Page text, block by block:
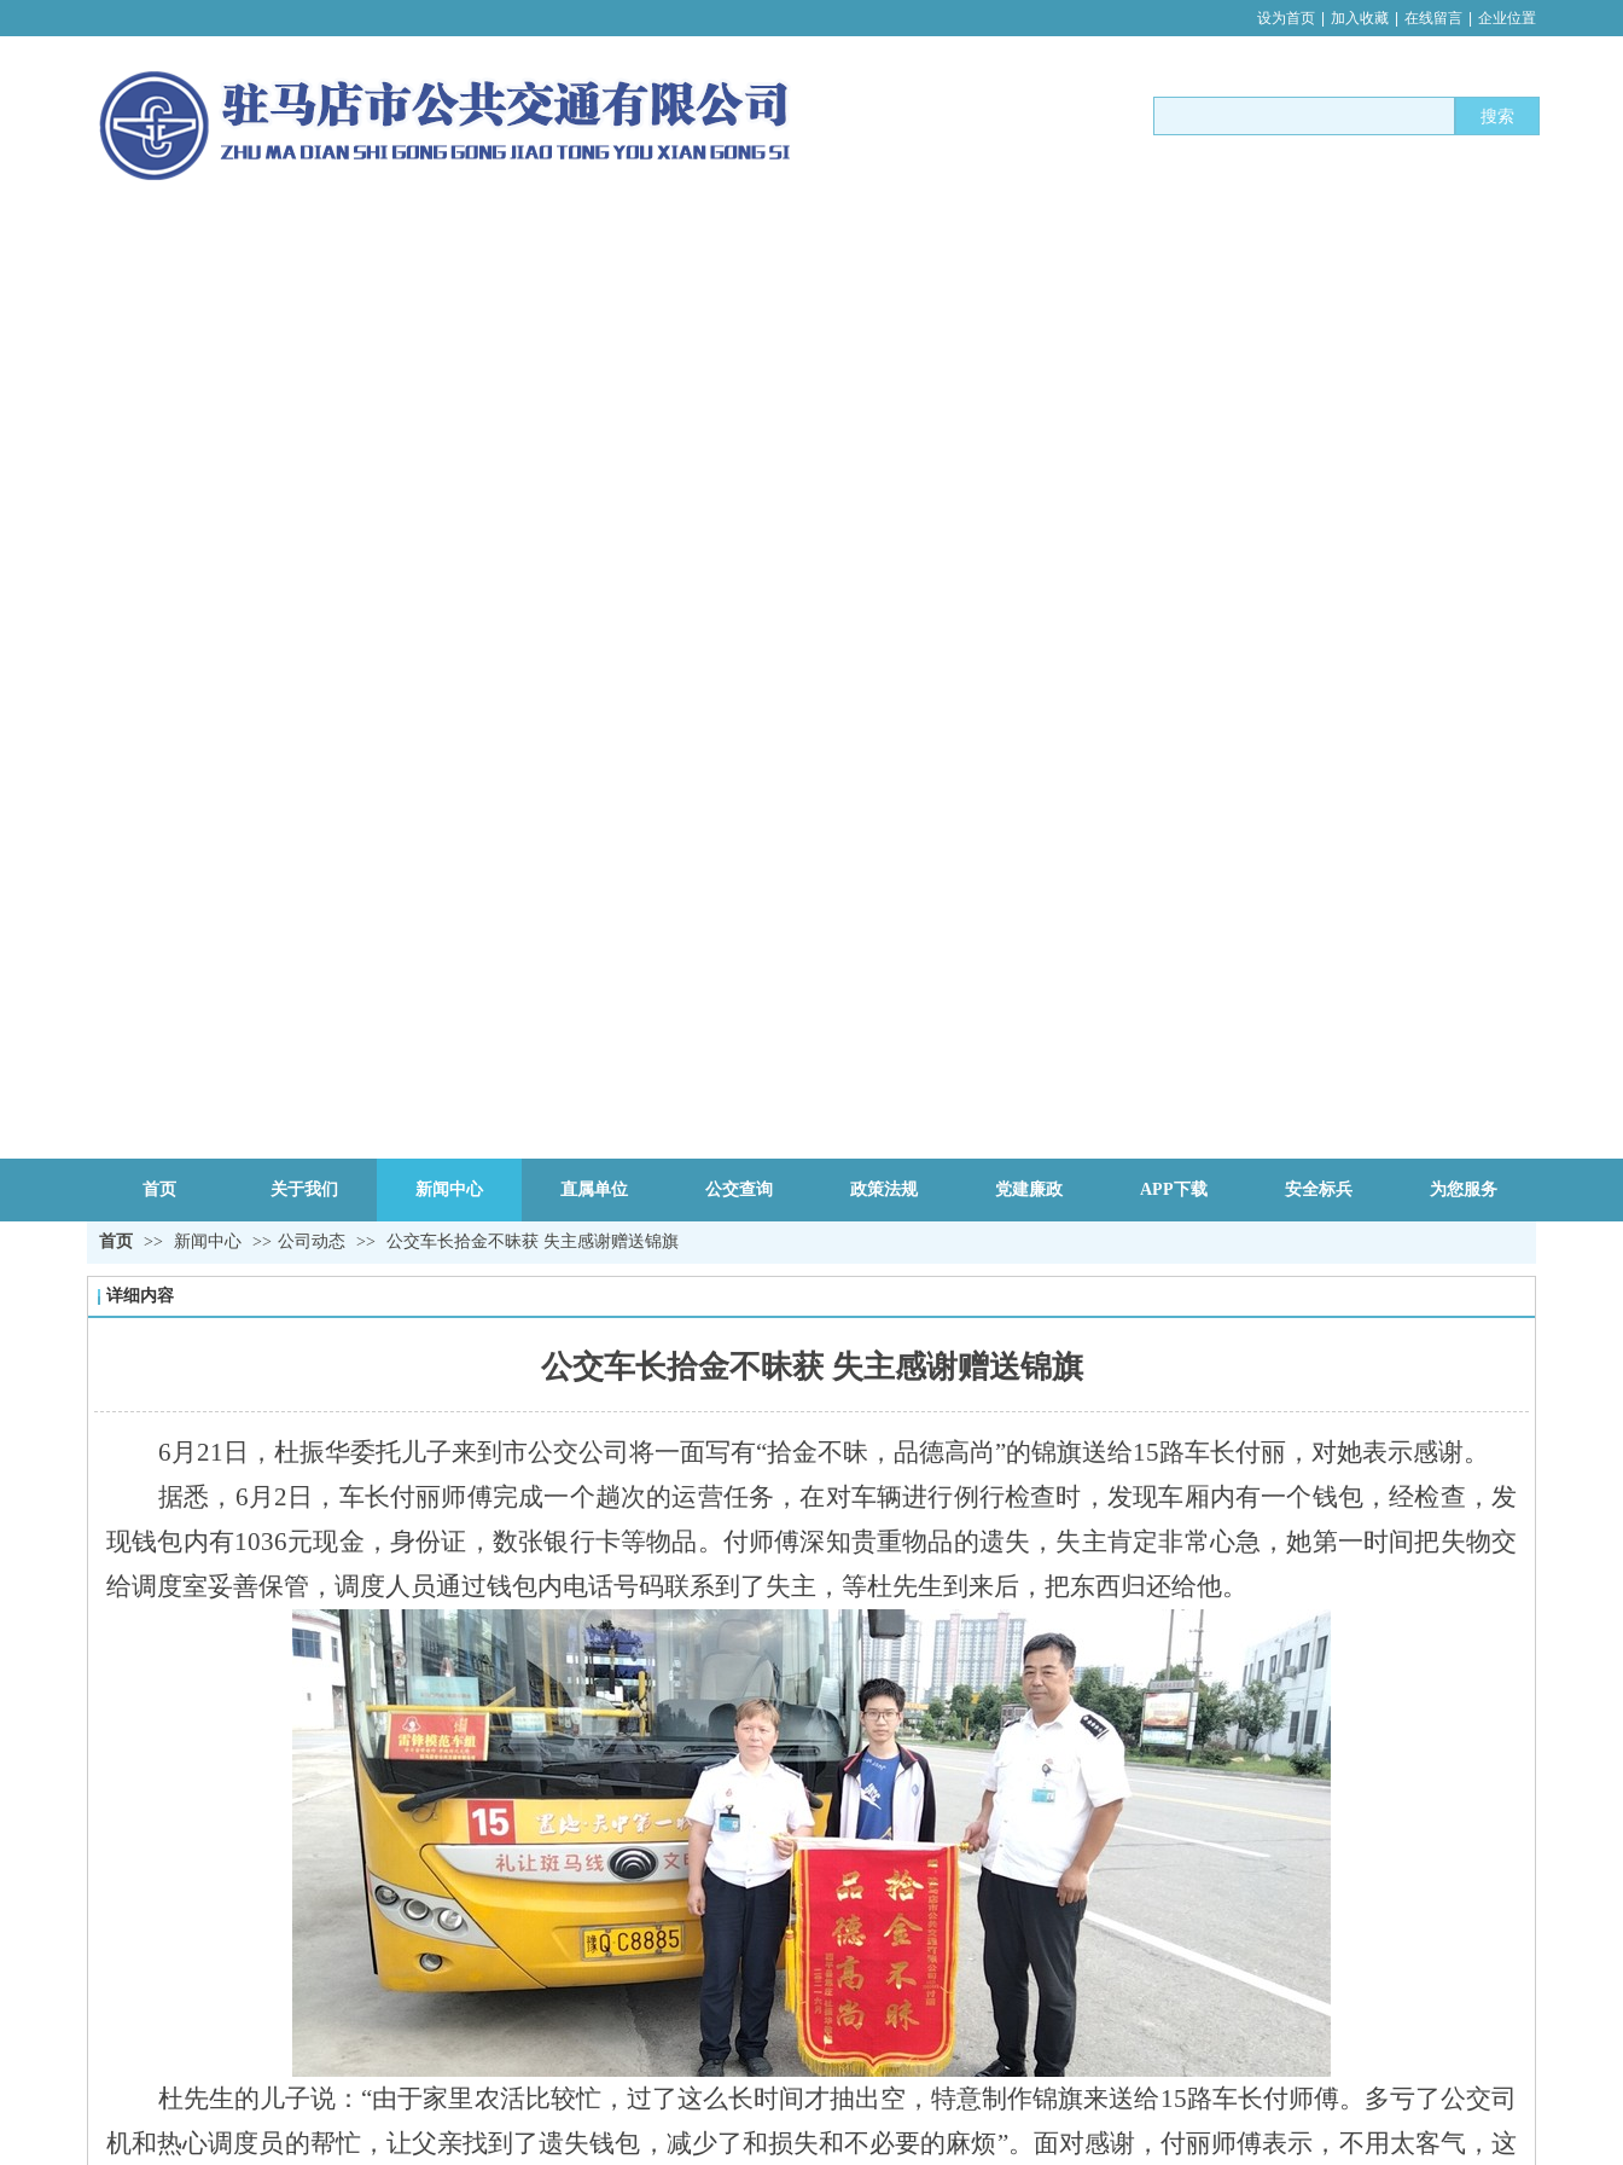
搜索
设为首页 加入收藏 在线留言 企业位置
首页 关于我们 新闻中心 直属单位 公交查询 政策法规 党建廉政 APP下载 安全标兵 为您服务
首页 >> 新闻中心 >> 公司动态 >> 公交车长拾金不昧获 失主感谢赠送锦旗
详细内容
公交车长拾金不昧获 失主感谢赠送锦旗
6月21日 ，杜振华委托儿子来到市公交公司将一面写有“拾金不昧，品德高尚”的锦旗送给15路车长付丽，对她表示感谢。
据悉， 6月2日，车长付丽师傅完成一个趟次的运营任务，在对车辆进行例行检查时，发现车厢内有一个钱包，经检查，发
现钱包内有1036元现金，身份证，数张银行卡等物品。付师傅深知贵重物品的遗失，失主肯定非常心急，她第一时间把失物交
给调度室妥善保管，调度人员通过钱包内电话号码联系到了失主，等杜先生到来后，把东西归还给他。
杜先生的儿子说： “由于家里农活比较忙，过了这么长时间才抽出空，特意制作锦旗来送给15路车长付师傅。 多亏了公交司
机和热心调度员的帮忙，让父亲找到了遗失钱包，减少了和损失和不必要的麻烦”。面对感谢，付丽师傅表示，不用太客气，这